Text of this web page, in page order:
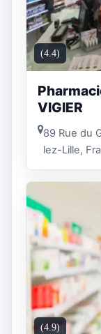
(4.4)
VIGIER
89 Rue du
lez-Lille,
(4.9)